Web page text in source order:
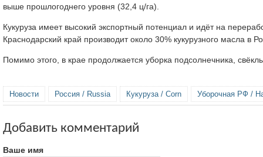
выше прошлогоднего уровня (32,4 ц/га).
Кукуруза имеет высокий экспортный потенциал и идёт на
Краснодарский край производит около 30% кукурузного масла в
Помимо этого, в крае продолжается уборка подсолнечника,
Новости Россия / Russia Кукуруза / Corn Уборочная РФ /
Добавить комментарий
Ваше имя